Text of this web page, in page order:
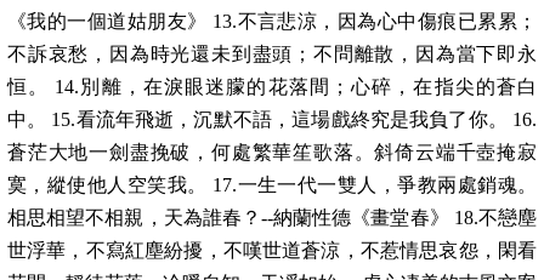
《我的一個道姑朋友》 13.不言悲涼，因為心中傷痕已累累；
不訴哀愁，因為時光還未到盡頭；不問離散，因為當下即永
恒。 14.別離，在淚眼迷朦的花落間；心碎，在指尖的蒼白
中。 15.看流年飛逝，沉默不語，這場戲終究是我負了你。 16.
蒼茫大地一劍盡挽破，何處繁華笙歌落。斜倚云端千壺掩寂
寞，縱使他人空笑我。 17.一生一代一雙人，爭教兩處銷魂。
相思相望不相親，天為誰春？--納蘭性德《畫堂春》 18.不戀塵
世浮華，不寫紅塵紛擾，不嘆世道蒼涼，不惹情思哀怨，閑看